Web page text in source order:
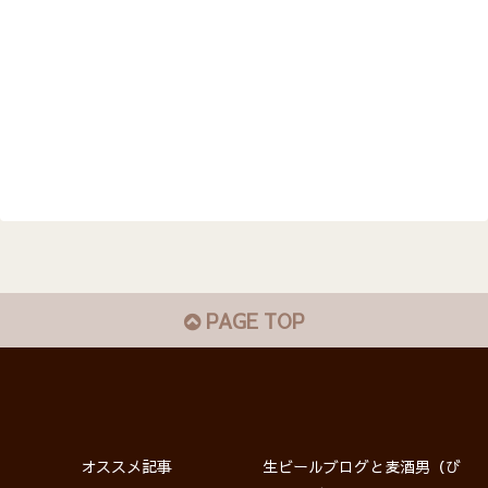
PAGE TOP
オススメ記事
生ビールブログと麦酒男（び